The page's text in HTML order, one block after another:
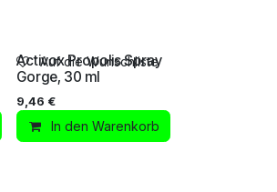
Activox Propolis Spray
Gorge, 30 ml
9,46 €
In den Warenkorb
Auf die Wunschliste